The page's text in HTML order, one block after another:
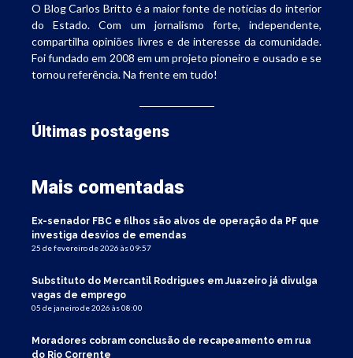
O Blog Carlos Britto é a maior fonte de notícias do interior
do Estado. Com um jornalismo forte, independente,
compartilha opiniões livres e de interesse da comunidade.
Foi fundado em 2008 em um projeto pioneiro e ousado e se
tornou referência. Na frente em tudo!
Últimas postagens
Mais comentadas
Ex-senador FBC e filhos são alvos de operação da PF que
investiga desvios de emendas
25 de fevereiro de 2026 às 09:57
Substituto do Mercantil Rodrigues em Juazeiro já divulga
vagas de emprego
05 de janeiro de 2026 às 08:00
Moradores cobram conclusão de recapeamento em rua
do Rio Corrente